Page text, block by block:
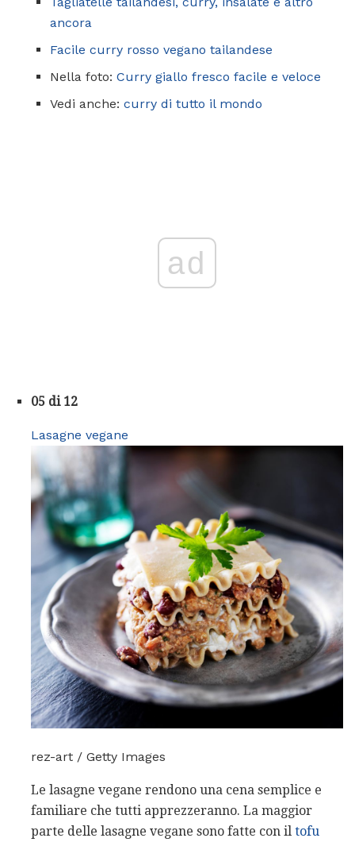
ancora
Facile curry rosso vegano tailandese
Nella foto: Curry giallo fresco facile e veloce
Vedi anche: curry di tutto il mondo
ad
05 di 12
Lasagne vegane
rez-art / Getty Images
Le lasagne vegane rendono una cena semplice e
familiare che tutti apprezzeranno. La maggior
parte delle lasagne vegane sono fatte con il tofu